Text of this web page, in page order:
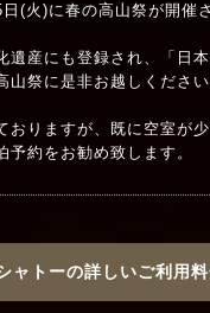
(火)に春の高山祭が開催
遺産にも登録され、「日
山祭に是非お越しください
おりますが、既に空室が
予約をお勧め致します。
ャトーの詳しいご利用